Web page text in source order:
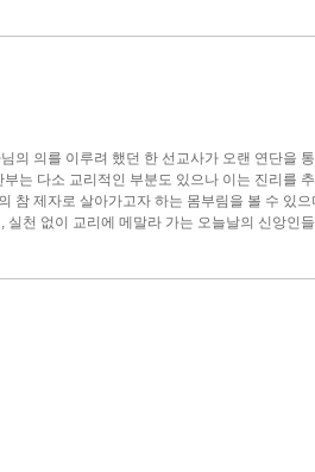
의 의를 이루려 했던 한 선교사가 오랜 연단을
는 다소 교리적인 부분도 있으나 이는 진리를
참 제자로 살아가고자 하는 몸부림을 볼 수 있
천 없이 교리에 메말라 가는 오늘날의 신앙인